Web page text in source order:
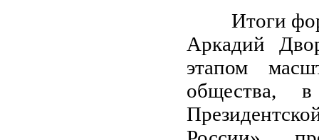
Итоги
Аркадий
этапом
общества, в